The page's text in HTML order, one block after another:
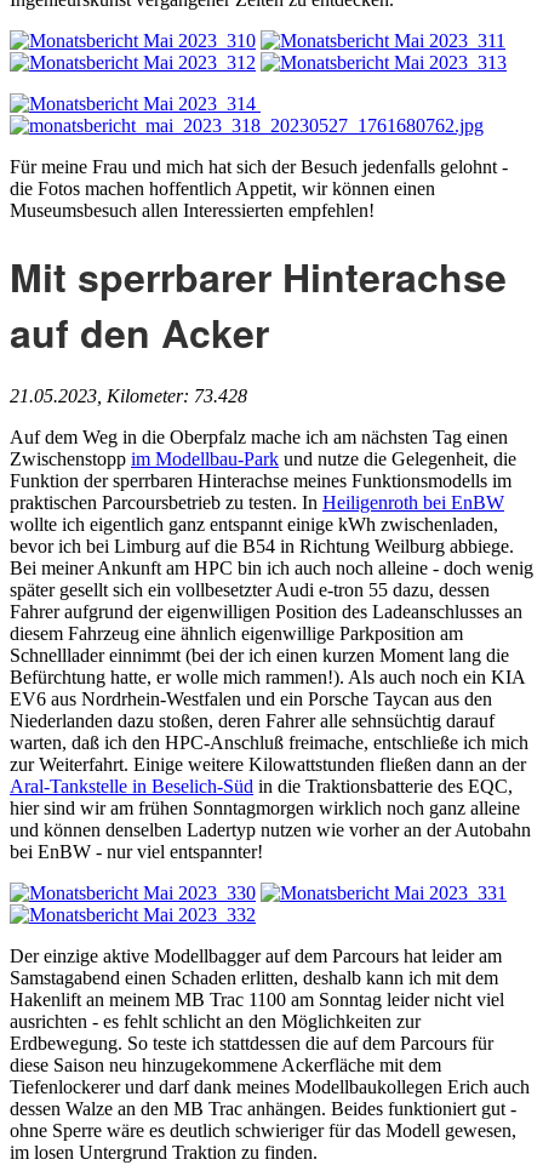
Für meine Frau und mich hat sich der Besuch jedenfalls gelohnt -
die Fotos machen hoffentlich Appetit, wir können einen
Museumsbesuch allen Interessierten empfehlen!
Mit sperrbarer Hinterachse
auf den Acker
21.05.2023, Kilometer: 73.428
Auf dem Weg in die Oberpfalz mache ich am nächsten Tag einen
Zwischenstopp im Modellbau-Park und nutze die Gelegenheit, die
Funktion der sperrbaren Hinterachse meines Funktionsmodells im
praktischen Parcoursbetrieb zu testen. In Heiligenroth bei EnBW
wollte ich eigentlich ganz entspannt einige kWh zwischenladen,
bevor ich bei Limburg auf die B54 in Richtung Weilburg abbiege.
Bei meiner Ankunft am HPC bin ich auch noch alleine - doch wenig
später gesellt sich ein vollbesetzter Audi e-tron 55 dazu, dessen
Fahrer aufgrund der eigenwilligen Position des Ladeanschlusses an
diesem Fahrzeug eine ähnlich eigenwillige Parkposition am
Schnelllader einnimmt (bei der ich einen kurzen Moment lang die
Befürchtung hatte, er wolle mich rammen!). Als auch noch ein KIA
EV6 aus Nordrhein-Westfalen und ein Porsche Taycan aus den
Niederlanden dazu stoßen, deren Fahrer alle sehnsüchtig darauf
warten, daß ich den HPC-Anschluß freimache, entschließe ich mich
zur Weiterfahrt. Einige weitere Kilowattstunden fließen dann an der
Aral-Tankstelle in Beselich-Süd in die Traktionsbatterie des EQC,
hier sind wir am frühen Sonntagmorgen wirklich noch ganz alleine
und können denselben Ladertyp nutzen wie vorher an der Autobahn
bei EnBW - nur viel entspannter!
Der einzige aktive Modellbagger auf dem Parcours hat leider am
Samstagabend einen Schaden erlitten, deshalb kann ich mit dem
Hakenlift an meinem MB Trac 1100 am Sonntag leider nicht viel
ausrichten - es fehlt schlicht an den Möglichkeiten zur
Erdbewegung. So teste ich stattdessen die auf dem Parcours für
diese Saison neu hinzugekommene Ackerfläche mit dem
Tiefenlockerer und darf dank meines Modellbaukollegen Erich auch
dessen Walze an den MB Trac anhängen. Beides funktioniert gut -
ohne Sperre wäre es deutlich schwieriger für das Modell gewesen,
im losen Untergrund Traktion zu finden.